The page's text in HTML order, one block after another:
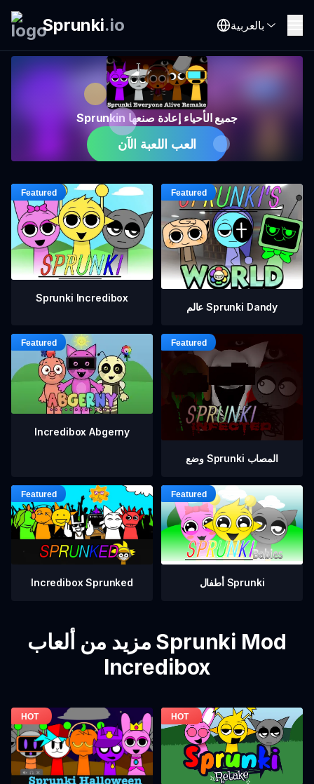
Sprunki.io بالعربية
Sprunkin جميع الأحياء إعادة صنعها
العب اللعبة الآن
Sprunki Incredibox
عالم Sprunki Dandy
Incredibox Abgerny
وضع Sprunki المصاب
Incredibox Sprunked أطفال Sprunki
مزيد من ألعاب Sprunki Mod
Incredibox